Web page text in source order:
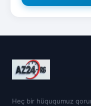
Heç bir hüququmuz